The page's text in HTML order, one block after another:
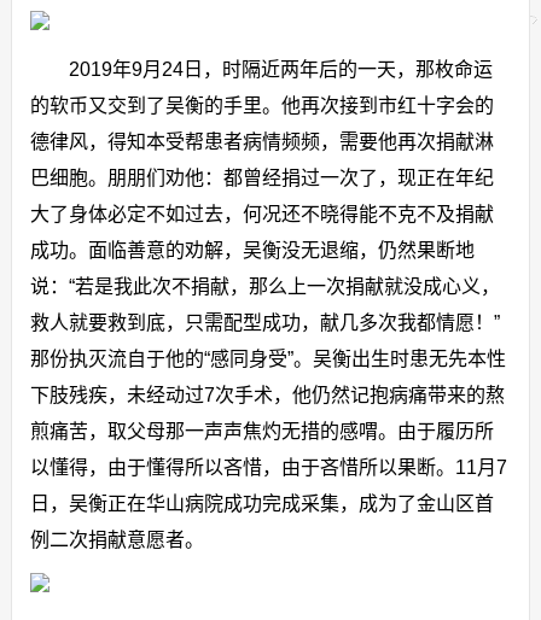
2019年9月24日，时隔近两年后的一天，那枚命运
的软币又交到了吴衡的手里。他再次接到市红十字会的
德律风，得知本受帮患者病情频频，需要他再次捐献淋
巴细胞。朋朋们劝他：都曾经捐过一次了，现正在年纪
大了身体必定不如过去，何况还不晓得能不克不及捐献
成功。面临善意的劝解，吴衡没无退缩，仍然果断地
说：“若是我此次不捐献，那么上一次捐献就没成心义，
救人就要救到底，只需配型成功，献几多次我都情愿！”
那份执灭流自于他的“感同身受”。吴衡出生时患无先本性
下肢残疾，未经动过7次手术，他仍然记抱病痛带来的熬
煎痛苦，取父母那一声声焦灼无措的感喟。由于履历所
以懂得，由于懂得所以吝惜，由于吝惜所以果断。11月7
日，吴衡正在华山病院成功完成采集，成为了金山区首
例二次捐献意愿者。